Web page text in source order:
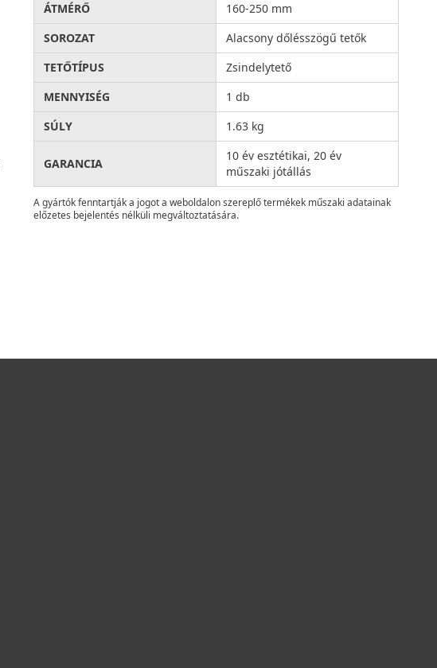
ÁTMÉRŐ
160-250 mm
SOROZAT
Alacsony dőlésszögű tetők
TETŐTÍPUS
Zsindelytető
MENNYISÉG
1 db
SÚLY
1.63 kg
GARANCIA
10 év esztétikai, 20 év
műszaki jótállás
A gyártók fenntartják a jogot a weboldalon szereplő termékek műszaki adatainak
előzetes bejelentés nélküli megváltoztatására.